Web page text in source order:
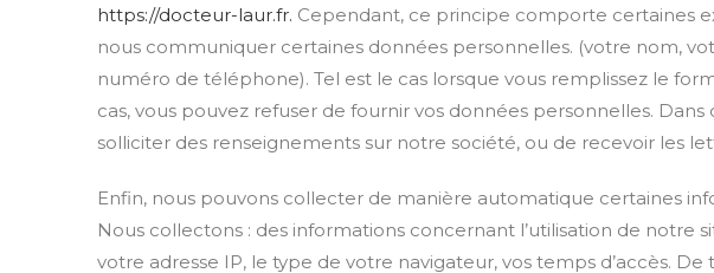
https://docteur-laur.fr. Cependant, ce principe comporte certaines
nous communiquer certaines données personnelles. (votre nom,
numéro de téléphone). Tel est le cas lorsque vous remplissez le
cas, vous pouvez refuser de fournir vos données personnelles.
solliciter des renseignements sur notre société, ou de recevoir les
Enfin, nous pouvons collecter de manière automatique certaines
Nous collectons : des informations concernant l’utilisation de notre
votre adresse IP, le type de votre navigateur, vos temps d’accès.